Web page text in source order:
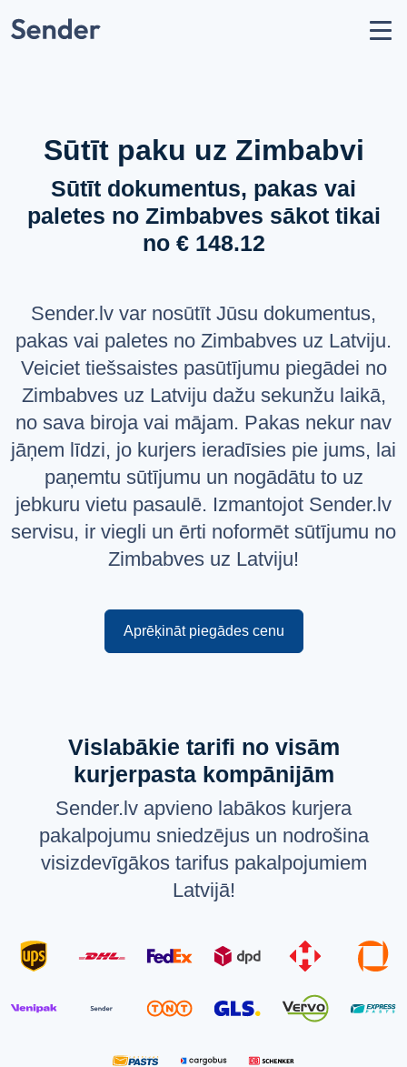
Nosūtīt sūtījumu
Pārvadātāju partneri
Aizliegumi un ierobežojumi
Jautājumi un atbildes
VALODA
Latviešu
Русский
English
Sūtīt paku uz Zimbabvi
Sūtīt dokumentus, pakas vai
paletes no Zimbabves sākot tikai
no € 148.12
Sender.lv var nosūtīt Jūsu dokumentus,
pakas vai paletes no Zimbabves uz Latviju.
Veiciet tiešsaistes pasūtījumu piegādei no
Zimbabves uz Latviju dažu sekunžu laikā,
no sava biroja vai mājam. Pakas nekur nav
jāņem līdzi, jo kurjers ieradīsies pie jums, lai
paņemtu sūtījumu un nogādātu to uz
jebkuru vietu pasaulē. Izmantojot Sender.lv
servisu, ir viegli un ērti noformēt sūtījumu no
Zimbabves uz Latviju!
Aprēķināt piegādes cenu
Vislabākie tarifi no visām
kurjerpasta kompānijām
Sender.lv apvieno labākos kurjera
pakalpojumu sniedzējus un nodrošina
visizdevīgākos tarifus pakalpojumiem
Latvijā!